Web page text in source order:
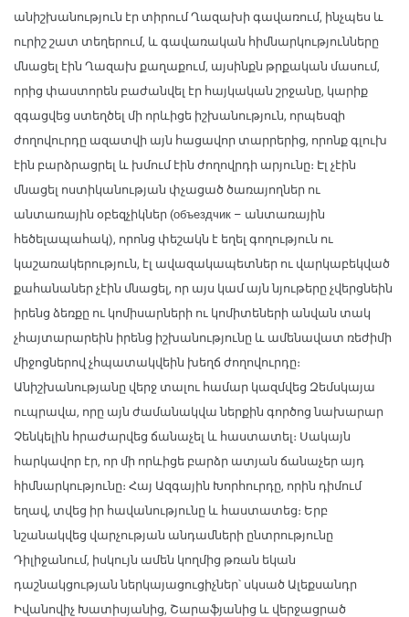
անիշխանություն էր տիրում Ղազախի գավառում, ինչպես և
ուրիշ շատ տեղերում, և գավառական հիմնարկությունները
մնացել էին Ղազախ քաղաքում, այսինքն թրքական մասում,
որից փաստորեն բաժանվել էր հայկական շրջանը, կարիք
զգացվեց ստեղծել մի որևիցե իշխանություն, որպեսզի
ժողովուրդը ազատվի այն հացավոր տարրերից, որոնք գլուխ
էին բարձրացրել և խմում էին ժողովրդի արյունը։ Էլ չէին
մնացել ոստիկանության փչացած ծառայողներ ու
անտառային օբեզչիկներ (объездчик – անտառային
հեծելապահակ), որոնց փեշակն է եղել գողություն ու
կաշառակերություն, էլ ավազակապետներ ու վարկաբեկված
քահանաներ չէին մնացել, որ այս կամ այն նյութերը չվերցնեին
իրենց ձեռքը ու կոմիսարների ու կոմիտեների անվան տակ
չհայտարարեին իրենց իշխանությունը և ամենավատ ռեժիմի
միջոցներով չհպատակվեին խեղճ ժողովուրդը։
Անիշխանությանը վերջ տալու համար կազմվեց Զեմսկայա
ուպրավա, որը այն ժամանակվա ներքին գործոց նախարար
Չենկելին հրաժարվեց ճանաչել և հաստատել։ Սակայն
հարկավոր էր, որ մի որևիցե բարձր ատյան ճանաչեր այդ
հիմնարկությունը։ Հայ Ազգային Խորհուրդը, որին դիմում
եղավ, տվեց իր հավանությունը և հաստատեց։ Երբ
նշանակվեց վարչության անդամների ընտրությունը
Դիլիջանում, իսկույն ամեն կողմից թռան եկան
դաշնակցության ներկայացուցիչներ՝ սկսած Ալեքսանդր
Իվանովիչ Խատիսյանից, Շարաֆյանից և վերջացրած